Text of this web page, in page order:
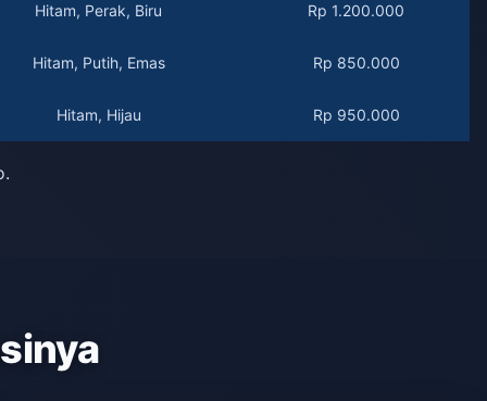
Hitam, Perak, Biru Rp 1.200.000
Hitam, Putih, Emas Rp 850.000
Hitam, Hijau Rp 950.000